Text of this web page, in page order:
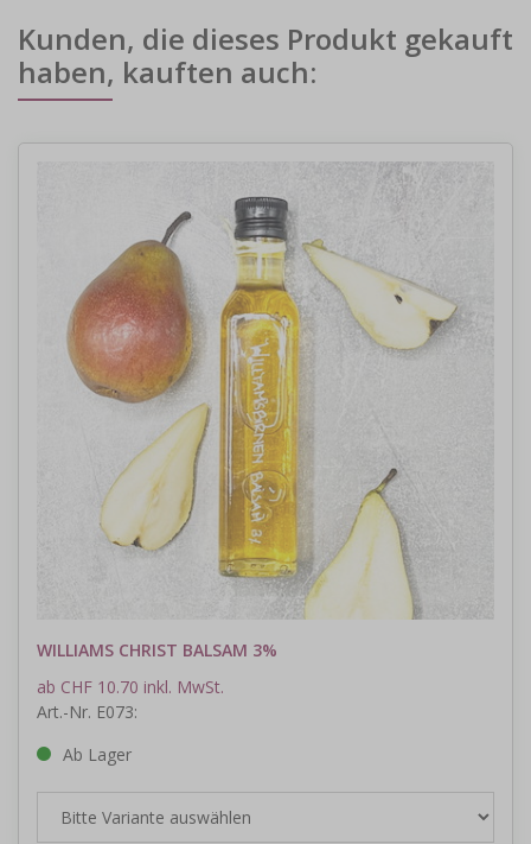
Kunden, die dieses Produkt gekauft
haben, kauften auch:
WILLIAMS CHRIST BALSAM 3%
ab CHF 10.70 inkl. MwSt.
Art.-Nr. E073:
Ab Lager